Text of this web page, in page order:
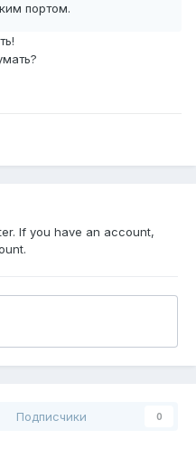
портом.
If you have an account,
Подписчики 0